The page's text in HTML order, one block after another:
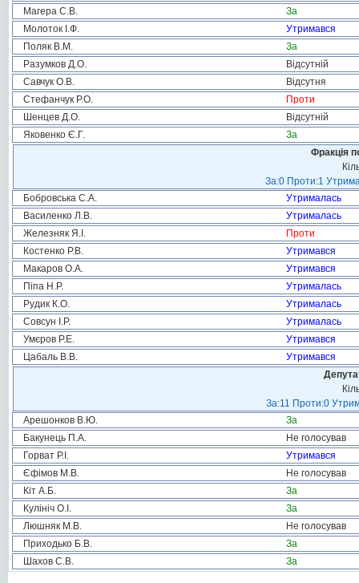
Магера С.В.
За
Молоток І.Ф.
Утримався
Поляк В.М.
За
Разумков Д.О.
Відсутній
Савчук О.В.
Відсутня
Стефанчук Р.О.
Проти
Шенцев Д.О.
Відсутній
Яковенко Є.Г.
За
Фракція
За:0 Проти:1
Бобровська С.А.
Утрималась
Василенко Л.В.
Утрималась
Железняк Я.І.
Проти
Костенко Р.В.
Утримався
Макаров О.А.
Утримався
Піпа Н.Р.
Утрималась
Рудик К.О.
Утрималась
Совсун І.Р.
Утрималась
Умєров Р.Е.
Утримався
Цабаль В.В.
Утримався
За:11 Проти:0
Арешонков В.Ю.
За
Бакунець П.А.
Не голосував
Горват Р.І.
Утримався
Єфімов М.В.
Не голосував
Кіт А.Б.
За
Кулініч О.І.
За
Люшняк М.В.
Не голосував
Приходько Б.В.
За
Шахов С.В.
За